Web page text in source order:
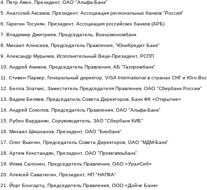
4. Петр Авен, Президент, ОАО "Альфа-Банк"
5. Анатолий Аксаков, Президент, Ассоциация региональных банков "Россия"
6. Гарегин Тосунян, Президент, Ассоциация российских банков (АРБ)
7. Владимир Дмитриев, Председатель, Внешэкономбанк
8. Михаил Алексеев, Председатель Правления, "ЮниКредит Банк"
9. Александр Мурычев, Исполнительный Вице-Президент, РСПП
10. Андрей Акимов, Председатель Правления, АБ "Газпромбанк"
11. Стивен Паркер, Генеральный директор, VISA International в странах СНГ и Юго-
12. Белла Златкис, Заместитель Председателя Правления, ОАО "Сбербанк России"
13. Вадим Беляев, Председатель Совета Директоров, Банк ФК «Открытие»
14. Андрей Соколов, Председатель Правления, ОАО "Альфа-Банк"
15. Рубен Варданян, Соруководитель, ЗАО "Сбербанк КИБ"
16. Михаил Шишханов, Президент, ОАО "Бинбанк"
17. Олег Вьюгин, Председатель Совета Директоров, ОАО "МДМ-Банк"
18. Артем Констандян, Президент, ОАО "Промсвязьбанк"
19. Илкка Салонен, Председатель Правления, ОАО «УралСиб»
20. Алексей Саватюгин, Президент, НП "НАПКА"
21. Йорг Бонгартц, Председатель Правления, ООО «Дойче Банк»